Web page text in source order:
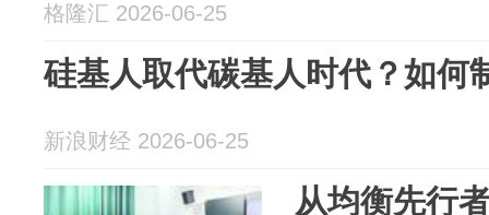
格隆汇 2026-06-25
硅基人取代碳基人时代？如何
新浪财经 2026-06-25
从均衡先行